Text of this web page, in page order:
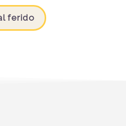
ferido